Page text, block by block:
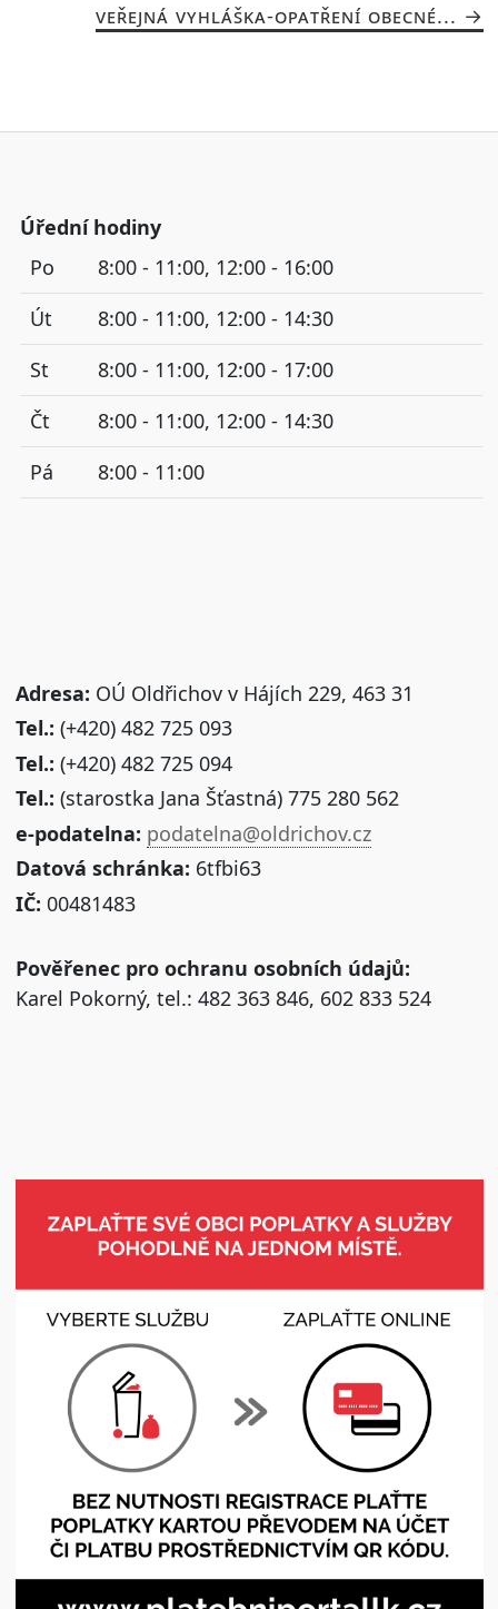
VEŘEJNÁ VYHLÁŠKA-OPATŘENÍ OBECNÉ...
Úřední hodiny
Po
8:00 - 11:00, 12:00 - 16:00
Út
8:00 - 11:00, 12:00 - 14:30
St
8:00 - 11:00, 12:00 - 17:00
Čt
8:00 - 11:00, 12:00 - 14:30
Pá
8:00 - 11:00
Adresa: OÚ Oldřichov v Hájích 229, 463 31
Tel.: (+420) 482 725 093
Tel.: (+420) 482 725 094
Tel.: (starostka Jana Šťastná) 775 280 562
e-podatelna: podatelna@oldrichov.cz
Datová schránka: 6tfbi63
IČ: 00481483
Pověřenec pro ochranu osobních údajů:
Karel Pokorný, tel.: 482 363 846, 602 833 524